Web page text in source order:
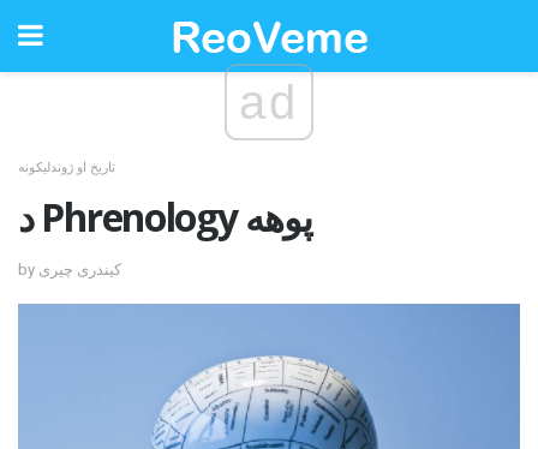
ad
تاریخ او ژوندلیکونه
د Phrenology پوهه
by کیندری چیری